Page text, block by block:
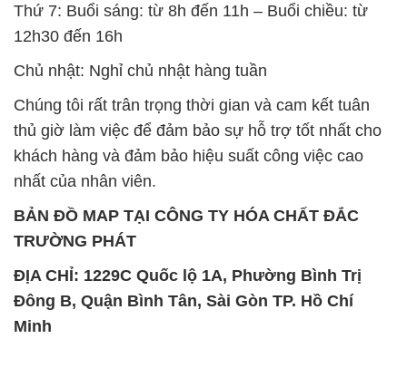
Thứ 7: Buổi sáng: từ 8h đến 11h – Buổi chiều: từ
12h30 đến 16h
Chủ nhật: Nghỉ chủ nhật hàng tuần
Chúng tôi rất trân trọng thời gian và cam kết tuân
thủ giờ làm việc để đảm bảo sự hỗ trợ tốt nhất cho
khách hàng và đảm bảo hiệu suất công việc cao
nhất của nhân viên.
BẢN ĐỒ MAP TẠI CÔNG TY HÓA CHẤT ĐẮC
TRƯỜNG PHÁT
ĐỊA CHỈ: 1229C Quốc lộ 1A, Phường Bình Trị
Đông B, Quận Bình Tân, Sài Gòn TP. Hồ Chí
Minh